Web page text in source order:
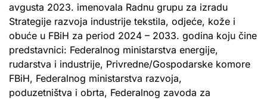
avgusta 2023. imenovala Radnu grupu za izradu
Strategije razvoja industrije tekstila, odjeće, kože i
obuće u FBiH za period 2024 – 2033. godina koju čine
predstavnici: Federalnog ministarstva energije,
rudarstva i industrije, Privredne/Gospodarske komore
FBiH, Federalnog ministarstva razvoja,
poduzetništva i obrta, Federalnog zavoda za